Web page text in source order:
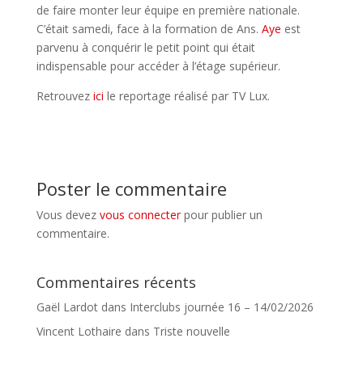
de faire monter leur équipe en première nationale.
C’était samedi, face à la formation de Ans. Aye est
parvenu à conquérir le petit point qui était
indispensable pour accéder à l’étage supérieur.
Retrouvez ici le reportage réalisé par TV Lux.
Poster le commentaire
Vous devez vous connecterpour publier un
commentaire.
Commentaires récents
Gaël Lardotdans Interclubs journée 16 – 14/02/2026
Vincent Lothaire dans Triste nouvelle